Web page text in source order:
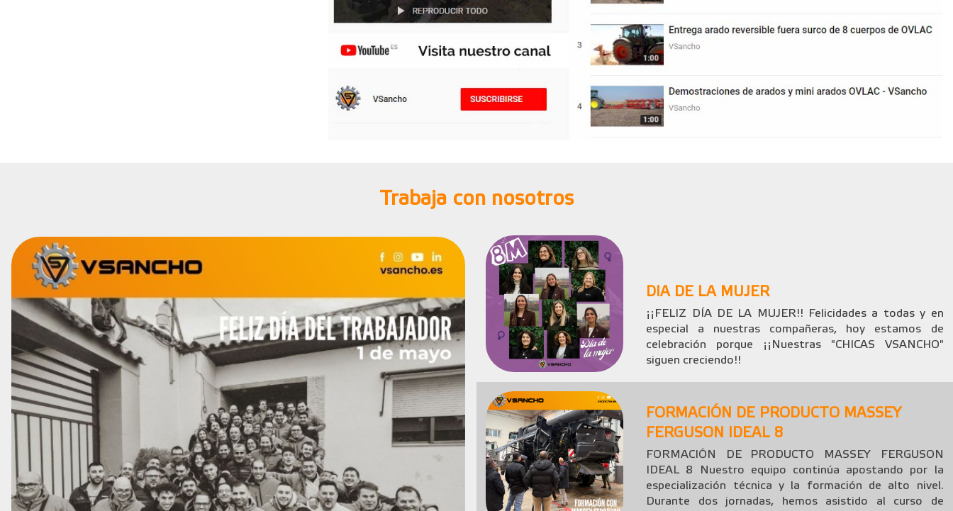
Trabaja con nosotros
DIA DE LA MUJER
¡¡FELIZ DÍA DE LA MUJER!! Felicidades a todas y en
especial a nuestras compañeras, hoy estamos de
celebración porque ¡¡Nuestras "CHICAS VSANCHO"
siguen creciendo!!
FORMACIÓN DE PRODUCTO MASSEY
FERGUSON IDEAL 8
FORMACIÓN DE PRODUCTO MASSEY FERGUSON
IDEAL 8 Nuestro equipo continúa apostando por la
especialización técnica y la formación de alto nivel.
Durante dos jornadas, hemos asistido al curso de